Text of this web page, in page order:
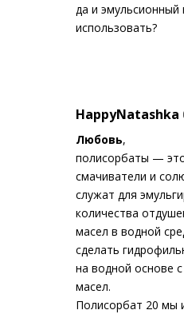
да и
использовать?
HappyNatashka
Любовь,
полисорбаты —
смачиватели и
служат для
количества
масел в водной
сделать
на водной основе
масел.
Полисорбат 20 мы